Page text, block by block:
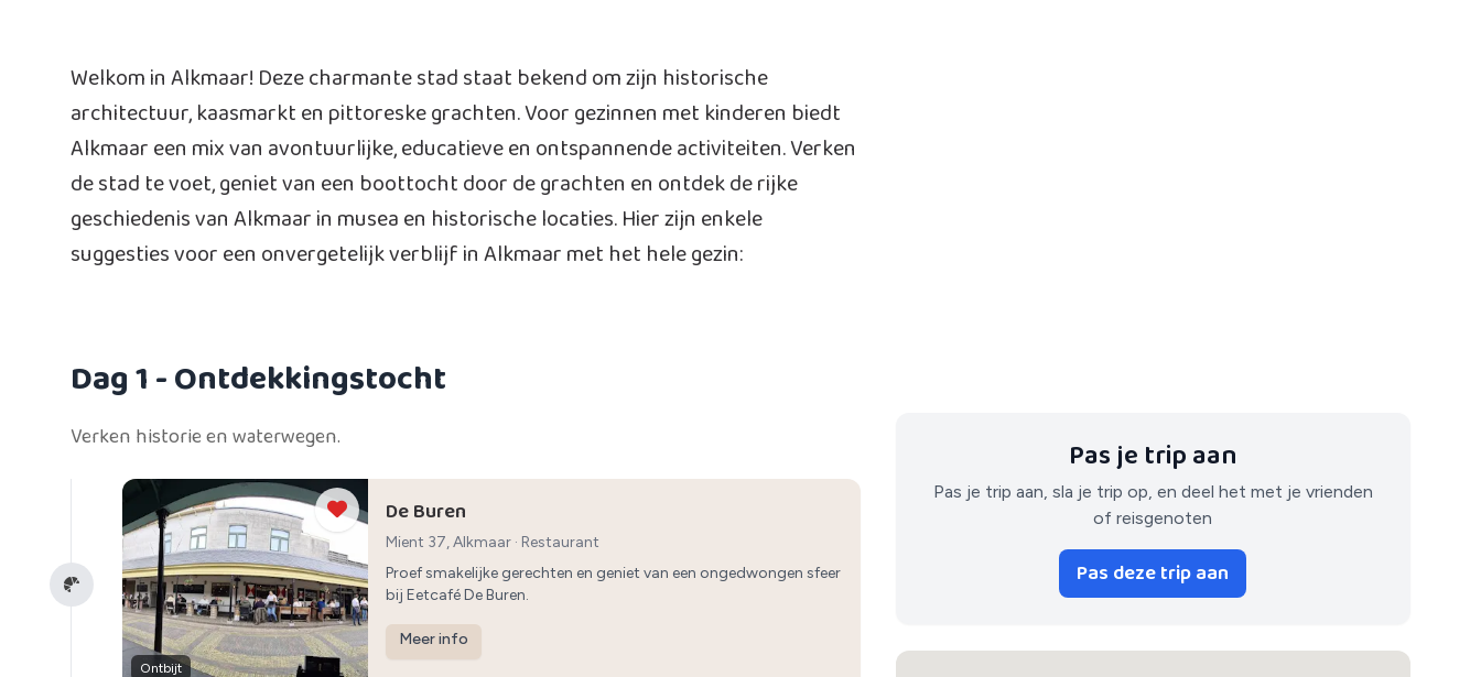
Welkom in Alkmaar! Deze charmante stad staat bekend om zijn historische
architectuur, kaasmarkt en pittoreske grachten. Voor gezinnen met kinderen biedt
Alkmaar een mix van avontuurlijke, educatieve en ontspannende activiteiten. Verken
de stad te voet, geniet van een boottocht door de grachten en ontdek de rijke
geschiedenis van Alkmaar in musea en historische locaties. Hier zijn enkele
suggesties voor een onvergetelijk verblijf in Alkmaar met het hele gezin:
Dag 1- Ontdekkingstocht
Verken historie en waterwegen.
Ontbijt
De Buren
Mient 37, Alkmaar · Restaurant
Proef smakelijke gerechten en geniet van een ongedwongen sfeer
bij Eetcafé De Buren.
Meer info
Pas je trip aan
Pas je trip aan, sla je trip op, en deel het met je vrienden
of reisgenoten
Pas deze trip aan